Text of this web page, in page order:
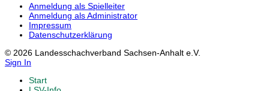
Anmeldung als Spielleiter
Anmeldung als Administrator
Impressum
Datenschutzerklärung
© 2026 Landesschachverband Sachsen-Anhalt e.V.
Sign In
Start